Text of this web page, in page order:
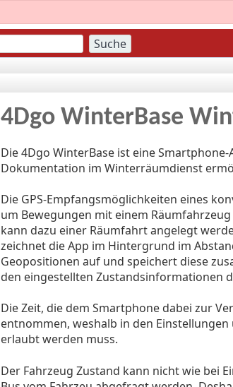
4Dgo WinterBase
Die 4Dgo WinterBase ist eine
Dokumentation im Winterräumdienst
Die GPS-Empfangsmöglichkeiten eines
um Bewegungen mit einem
kann dazu einer Räumfahrt angelegt
zeichnet die App im Hintergrund im
Geopositionen auf und speichert diese
den eingestellten Zustandsinformationen
Die Zeit, die dem Smartphone dabei zur
entnommen, weshalb in den
erlaubt werden muss.
Der Fahrzeug Zustand kann nicht wie bei